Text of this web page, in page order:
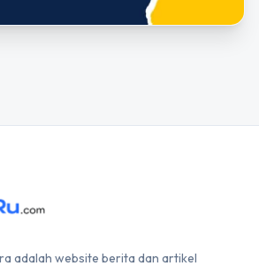
adalah website berita dan artikel